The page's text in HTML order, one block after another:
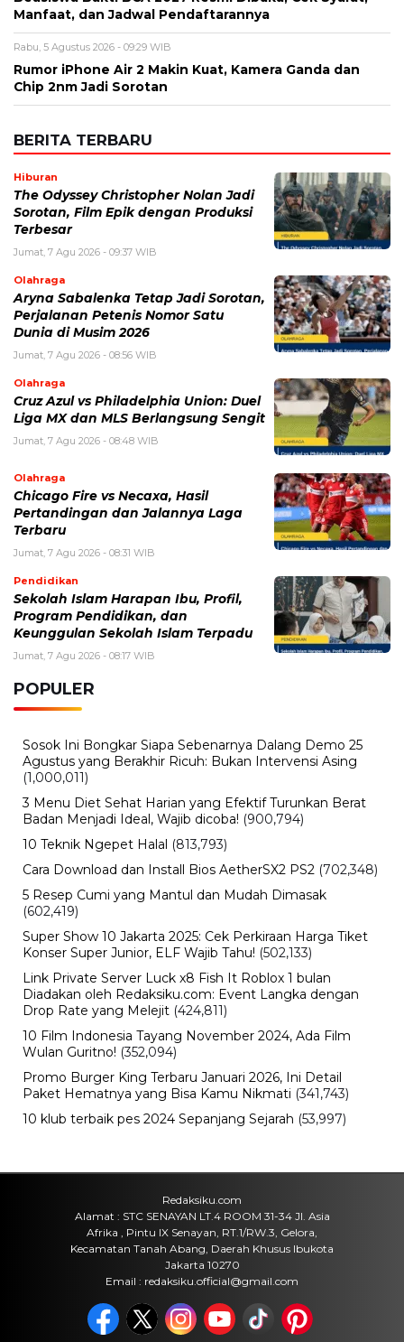
Nama*
Simpan nama, email, dan situs web saya pada peramban ini
untuk komentar saya berikutnya.
Kamis, 6 Agustus 2026 - 15:46 WIB
Kecelakaan Bus ALS Tewaskan Belasan Penumpang,
Polisi Tetapkan Dua Tersangka
Kamis, 6 Agustus 2026 - 15:25 WIB
Sarwendah Disebut Setia Dampingi Ruben Onsu Saat
Kondisi Kritis, Ini Kabar Terbarunya
Kamis, 6 Agustus 2026 - 13:50 WIB
Tarif untuk Semua Golongan
Kamis, 6 Agustus 2026 - 13:29 WIB
Beasiswa Bakti BCA 2027 Resmi Dibuka, Cek Syarat,
Manfaat, dan Jadwal Pendaftarannya
Rabu, 5 Agustus 2026 - 09:29 WIB
BERITA TERBARU
Hiburan
The Odyssey Christopher Nolan Jadi
Terbesar
Jumat, 7 Agu 2026 - 09:37 WIB
Aryna Sabalenka Tetap Jadi Sorotan,
Perjalanan Petenis Nomor Satu
Dunia di Musim 2026
Jumat, 7 Agu 2026 - 08:56 WIB
Olahraga
Cruz Azul vs Philadelphia Union: Duel
Jumat, 7 Agu 2026 - 08:48 WIB
Olahraga
Terbaru
Sekolah Islam Harapan Ibu, Profil,
Program Pendidikan, dan
Keunggulan Sekolah Islam Terpadu
Jumat, 7 Agu 2026 - 08:17 WIB
POPULER